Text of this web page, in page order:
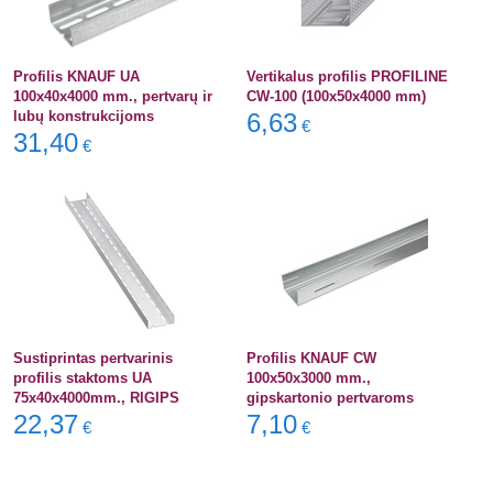
Profilis KNAUF UA
100x40x4000 mm., pertvarų ir
lubų konstrukcijoms
31,40 €
Vertikalus profilis PROFILINE
CW-100 (100x50x4000 mm)
6,63 €
Sustiprintas pertvarinis
profilis staktoms UA
75x40x4000mm., RIGIPS
22,37 €
Profilis KNAUF CW
100x50x3000 mm.,
gipskartonio pertvaroms
7,10 €